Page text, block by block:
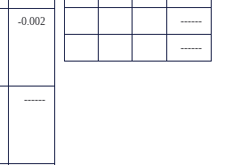
-0.002
------
------
------